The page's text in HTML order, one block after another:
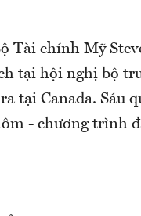
Tài chính Mỹ
tại hội nghị bộ
tại Canada. Sáu
- chương trình